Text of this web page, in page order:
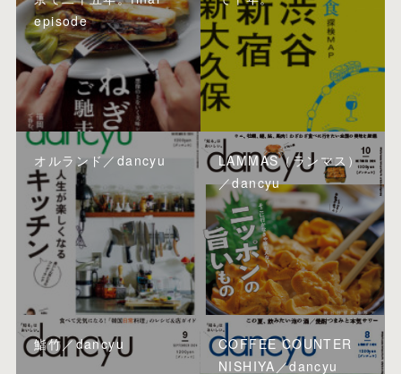
episode
オルランド／dancyu
LAMMAS（ランマス）
／dancyu
鮨竹／dancyu
COFFEE COUNTER
NISHIYA／dancyu